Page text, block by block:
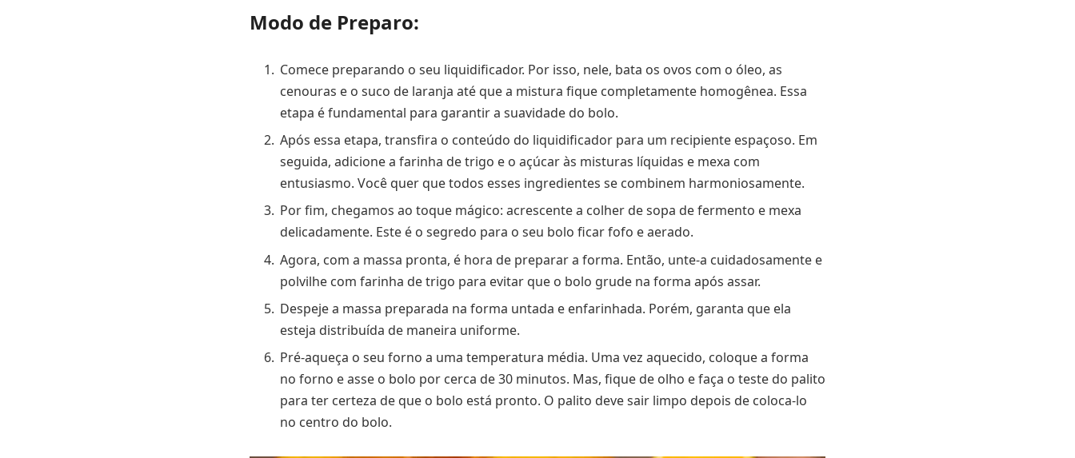
Modo de Preparo:
Comece preparando o seu liquidificador. Por isso, nele, bata os ovos com o óleo, as
cenouras e o suco de laranja até que a mistura fique completamente homogênea. Essa
etapa é fundamental para garantir a suavidade do bolo.
Após essa etapa, transfira o conteúdo do liquidificador para um recipiente espaçoso. Em
seguida, adicione a farinha de trigo e o açúcar às misturas líquidas e mexa com
entusiasmo. Você quer que todos esses ingredientes se combinem harmoniosamente.
Por fim, chegamos ao toque mágico: acrescente a colher de sopa de fermento e mexa
delicadamente. Este é o segredo para o seu bolo ficar fofo e aerado.
Agora, com a massa pronta, é hora de preparar a forma. Então, unte-a cuidadosamente e
polvilhe com farinha de trigo para evitar que o bolo grude na forma após assar.
Despeje a massa preparada na forma untada e enfarinhada. Porém, garanta que ela
esteja distribuída de maneira uniforme.
Pré-aqueça o seu forno a uma temperatura média. Uma vez aquecido, coloque a forma
no forno e asse o bolo por cerca de 30 minutos. Mas, fique de olho e faça o teste do palito
para ter certeza de que o bolo está pronto. O palito deve sair limpo depois de coloca-lo
no centro do bolo.